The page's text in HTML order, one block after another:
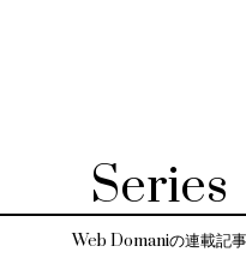
Series
Web Domaniの連載記事